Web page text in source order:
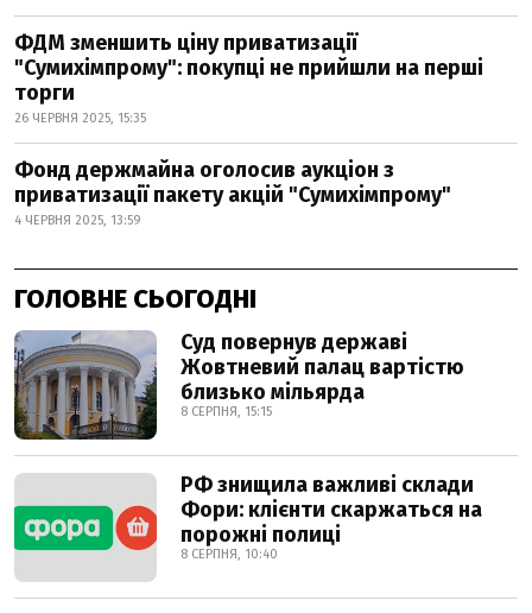
ФДМ зменшить ціну приватизації
"Сумихімпрому": покупці не прийшли на перші
торги
26 ЧЕРВНЯ 2025, 15:35
Фонд держмайна оголосив аукціон з
приватизації пакету акцій "Сумихімпрому"
4 ЧЕРВНЯ 2025, 13:59
ГОЛОВНЕ СЬОГОДНІ
Суд повернув державі
Жовтневий палац вартістю
близько мільярда
8 СЕРПНЯ, 15:15
РФ знищила важливі склади
Фори: клієнти скаржаться на
порожні полиці
8 СЕРПНЯ, 10:40